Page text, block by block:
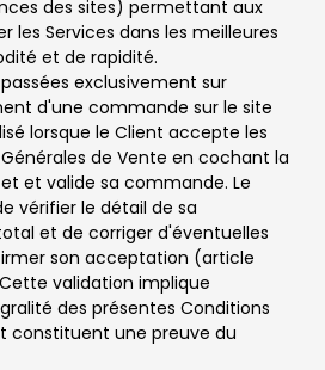
des sites) permettant aux
les Services dans les meilleures
et de rapidité.
exclusivement sur
d'une commande sur le site
lorsque le Client accepte les
de Vente en cochant la
et valide sa commande. Le
vérifier le détail de sa
et de corriger d'éventuelles
son acceptation (article
validation implique
des présentes Conditions
constituent une preuve du